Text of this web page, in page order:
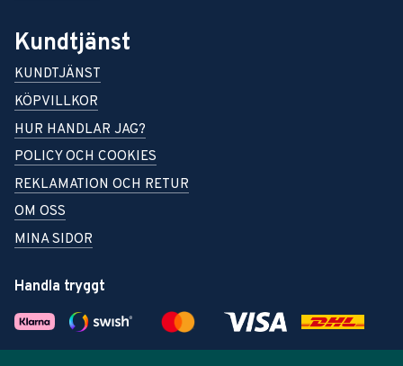
Kundtjänst
KUNDTJÄNST
KÖPVILLKOR
HUR HANDLAR JAG?
POLICY OCH COOKIES
REKLAMATION OCH RETUR
OM OSS
MINA SIDOR
Handla tryggt